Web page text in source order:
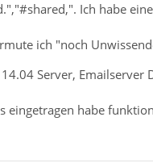
Ich habe
ich "noch
Server, Emailserver
eingetragen habe